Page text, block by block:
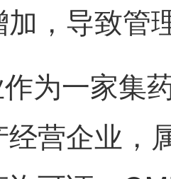
，导致管
为一家集
营企业，